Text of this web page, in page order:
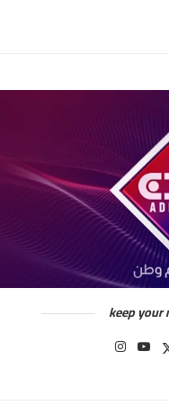
keep your